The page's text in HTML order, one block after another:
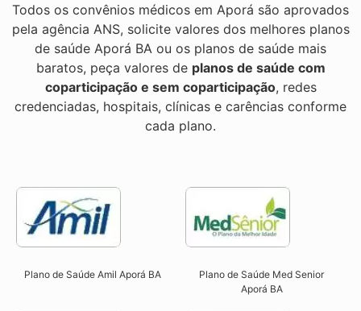
Todos os convênios médicos em Aporá são aprovados
pela agência ANS, solicite valores dos melhores planos
de saúde Aporá BA ou os planos de saúde mais
baratos, peça valores de planos de saúde com
coparticipação e sem coparticipação, redes
credenciadas, hospitais, clínicas e carências conforme
cada plano.
Plano de Saúde Amil Aporá BA
Plano de Saúde Med Senior
Aporá BA